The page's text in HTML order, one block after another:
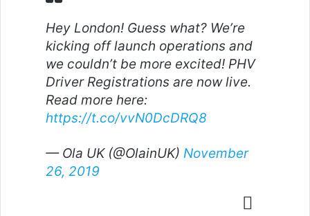
Hey London! Guess what? We’re
kicking off launch operations and
we couldn’t be more excited! PHV
Driver Registrations are now live.
Read more here:
https://t.co/vvN0DcDRQ8
— Ola UK (@OlainUK) November
26, 2019